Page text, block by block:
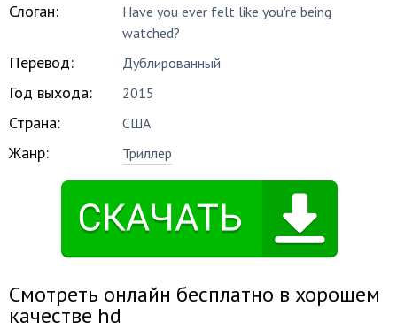
Слоган:
Have you ever felt like you're being
watched?
Перевод: Дублированный
Год выхода: 2015
Страна: США
Жанр: Триллер
Смотреть онлайн бесплатно в хорошем
качестве hd